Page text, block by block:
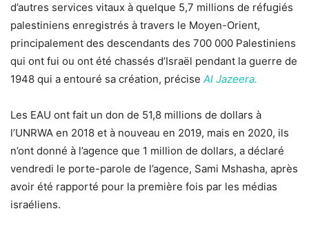
d’autres services vitaux à quelque 5,7 millions de réfugiés
palestiniens enregistrés à travers le Moyen-Orient,
principalement des descendants des 700 000 Palestiniens
qui ont fui ou ont été chassés d’Israël pendant la guerre de
1948 qui a entouré sa création, précise Al Jazeera.
Les EAU ont fait un don de 51,8 millions de dollars à
l’UNRWA en 2018 et à nouveau en 2019, mais en 2020, ils
n’ont donné à l’agence que 1 million de dollars, a déclaré
vendredi le porte-parole de l’agence, Sami Mshasha, après
avoir été rapporté pour la première fois par les médias
israéliens.